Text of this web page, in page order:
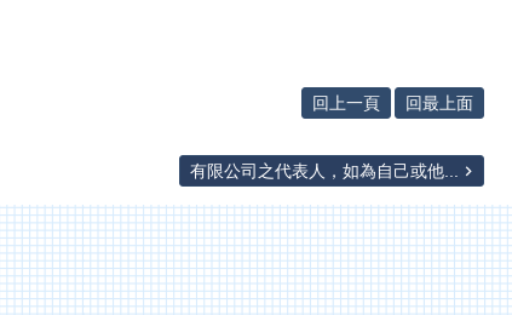
回上一頁 回最上面
有限公司之代表人，如為自己或他...